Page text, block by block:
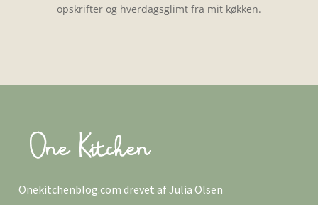
opskrifter og hverdagsglimt fra mit køkken.
Onekitchenblog.com drevet af Julia Olsen